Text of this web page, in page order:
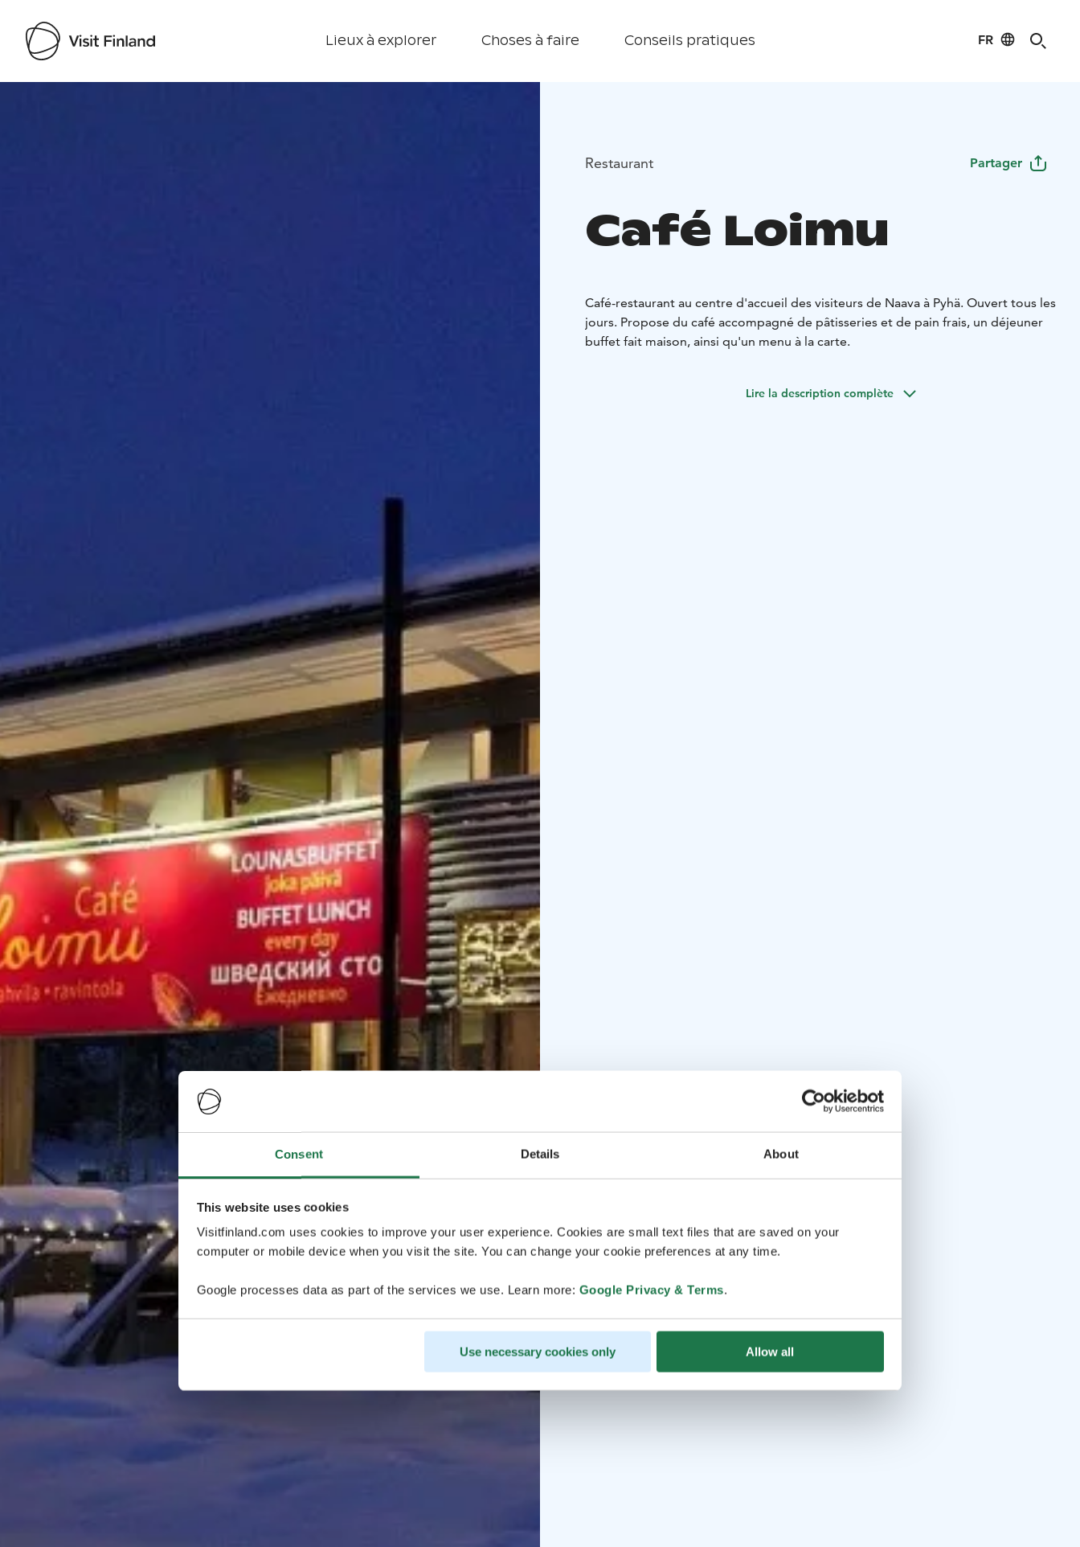
Consent Details About
This website uses cookies
Visitfinland.com uses cookies to improve your user experience. Cookies are small text files that are saved on your
computer or mobile device when you visit the site. You can change your cookie preferences at any time.
Google processes data as part of the services we use. Learn more: Google Privacy & Terms.
Use necessary cookies only Allow all
Lieux à explorer Choses à faire Conseils pratiques FR
Restaurant Partager
Café Loimu
Café-restaurant au centre d'accueil des visiteurs de Naava à Pyhä. Ouvert tous les
jours. Propose du café accompagné de pâtisseries et de pain frais, un déjeuner
buffet fait maison, ainsi qu'un menu à la carte.
Lire la description complète